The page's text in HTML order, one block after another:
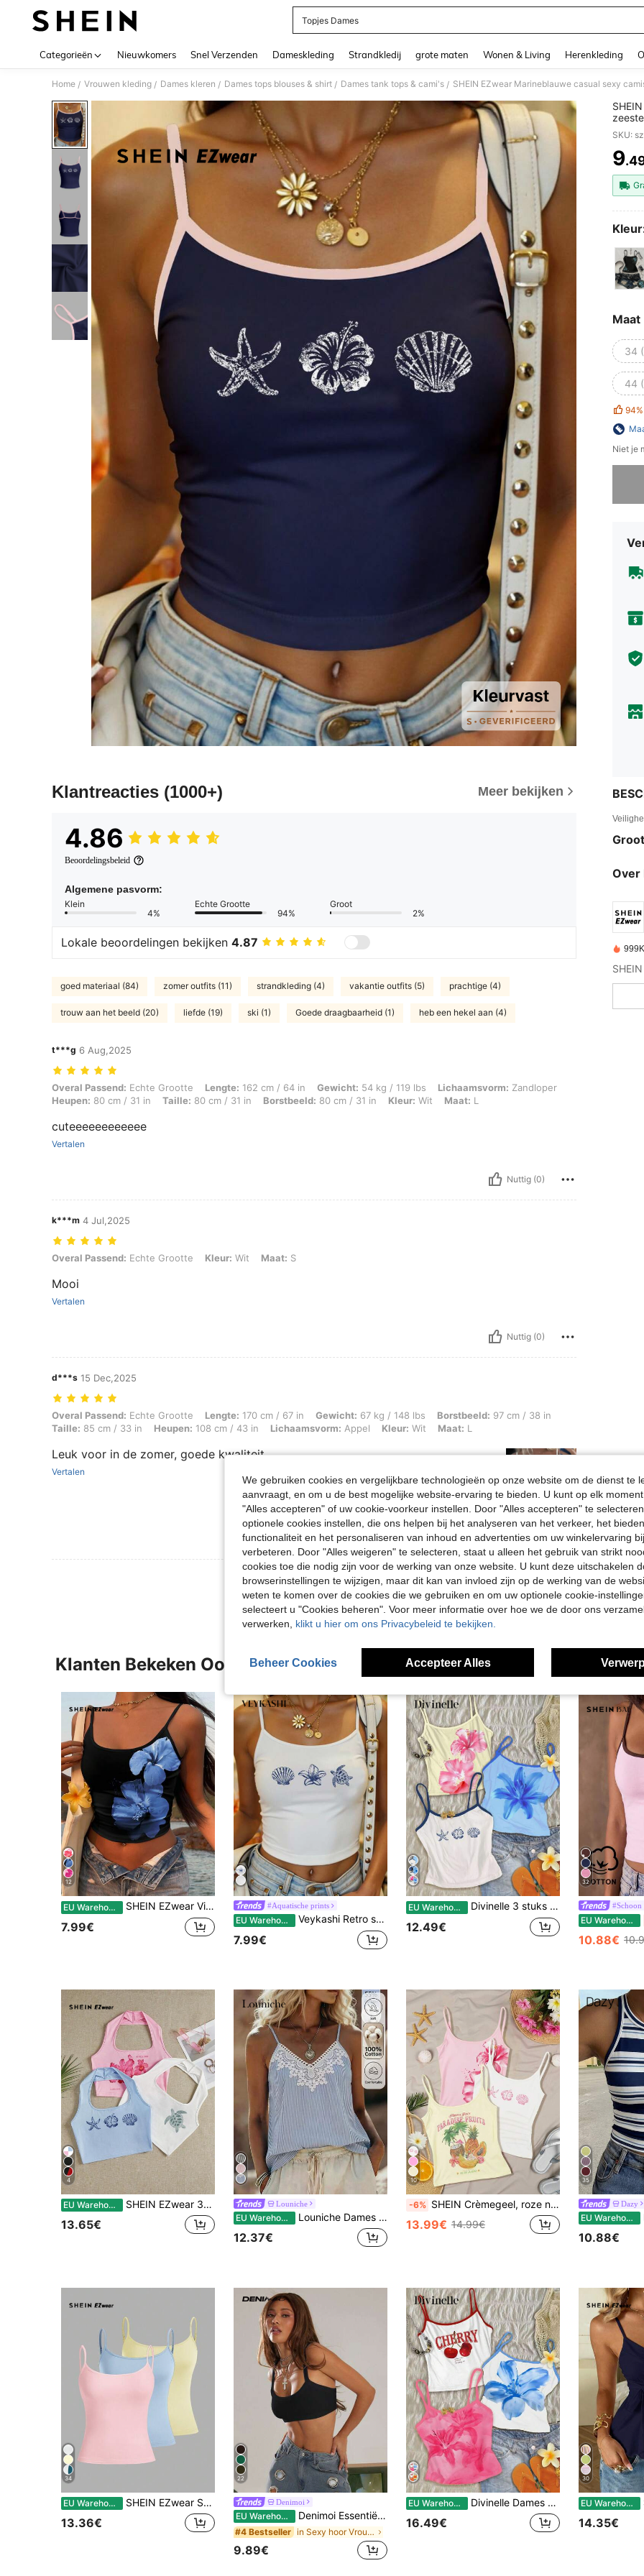
Topjes Dames
Categorieën Nieuwkomers Snel Verzenden Dameskleding Strandkledij grote maten Wonen & Living Herenkleding
Home / Vrouwen kleding / Dames kleren / Dames tops blouses & shirt / Dames tank tops & cami's /
Klantreacties (1000+) Meer bekijken
4.86
Beoordelingsbeleid
Algemene pasvorm:
Klein
4%
Echte Grootte
94%
Groot
2%
Lokale beoordelingen bekijken 4.87
goed materiaal (84) zomer outfits (11) strandkleding (4) vakantie outfits (5) prachtige (4)
trouw aan het beeld (20) liefde (19) ski (1) Goede draagbaarheid (1) heb een hekel aan (4)
t***g 6 Aug,2025
Overal Passend: Echte Grootte, Lengte: 162 cm / 64 in, Gewicht: 54 kg / 119 lbs, Lichaamsvorm: Zandloper, Heupen: 80 cm / 31 in, Taille: 80 cm / 31
Overal Passend: Echte Grootte Lengte: 162 cm / 64 in Gewicht: 54 kg / 119 lbs Lichaamsvorm: Zandloper
Heupen: 80 cm / 31 in Taille: 80 cm / 31 in Borstbeeld: 80 cm / 31 in Kleur: Wit Maat: L
cuteeeeeeeeeeee
Vertalen
Nuttig (0)
k***m 4 Jul,2025
Overal Passend: Echte Grootte, Kleur: Wit, Maat: S
Overal Passend: Echte Grootte Kleur: Wit Maat: S
Mooi
Vertalen
Nuttig (0)
d***s 15 Dec,2025
Overal Passend: Echte Grootte, Lengte: 170 cm / 67 in, Gewicht: 67 kg / 148 lbs, Borstbeeld: 97 cm / 38 in, Taille: 85 cm / 33 in, Heupen: 108 cm / 43
Overal Passend: Echte Grootte Lengte: 170 cm / 67 in Gewicht: 67 kg / 148 lbs Borstbeeld: 97 cm / 38 in
Taille: 85 cm / 33 in Heupen: 108 cm / 43 in Lichaamsvorm: Appel Kleur: Wit Maat: L
Leuk voor in de zomer, goede kwaliteit
Vertalen
Nuttig (0)
Meer Beoordelingen Bekijken
SKU:
9
Maat
34
44
94%
Niet je
Over
Klanten Bekeken Ook
12
EU Warehouse SHEIN EZwear Vintage stijl vakantie blauwe bloemenprint sexy spaghettibandjes dames tanktop, geschikt voor de zomer
7.99€
#Aquatische prints
EU Warehouse Veykashi Retro schildpad-, schelp- en bloemenpatroon, wit, mouwloos, casual en sexy, geschikt voor vakanties, muziekfestivals, strandvakanties, zomerse witte crop top met grafische schelpen, schattige strandtops, schildpad-grafische top, terug naar school
7.99€
EU Warehouse Divinelle 3 stuks casual vakantie stijl crème geel chill vakantie tropische hibiscus, blauwe hibiscus, blauwe zeester & schelp strandprint vrouwen camisole sexy spaghettibandjes tanktops, geschikt voor zomervakantie
12.49€
32
#Schoon
EU Warehouse
10.88€
4
EU Warehouse SHEIN EZwear 3-delige casual dames camisole set met print van schildpadden, bloemen, blauwe schelpen en zeesterren, perfect voor de zomervakantie.
13.65€
Louniche
EU Warehouse Louniche Dames camisole met kanten rand en strepen voor de zomervakantie
12.37€
10
-6% SHEIN Crèmegeel, roze nauwsluitende camisole top, 3-delige topset, fruitbloemenpatroon strandvakantie top, trending nu, modieuze tops, strandtop, dameskleding
13.99€ 14.99€
35
Dazy
EU Warehouse
10.88€
34
EU Warehouse SHEIN EZwear Set van 3 sexy crop tops en camisoles voor dames, geschikt voor de zomer.
13.36€
22
Denimoi
EU Warehouse Denimoi Essentiële crop top voor elke dag, crop top, tanktop, laagjeskleding, mode, streetwear, sexy crop tops
#4 Bestseller in Sexy hoor Vrouwen Tops, Blouses & Tee
9.89€
EU Warehouse Divinelle Dames zomerse casual camisole met bloemenprint
16.49€
30
EU Warehouse
14.35€
We gebruiken cookies en vergelijkbare technologieën op onze website om de dienst te
aanvraagt, en om u de best mogelijke website-ervaring te bieden. U kunt op elk moment
"Alles accepteren" of uw cookie-voorkeur instellen. Door "Alles accepteren" te
optionele cookies instellen, die ons helpen bij het analyseren van het verkeer, het
functionaliteit en het personaliseren van inhoud en advertenties om uw winkelervaring
verbeteren. Door "Alles weigeren" te selecteren, staat u alleen het gebruik van strikt
cookies toe die nodig zijn voor de werking van onze website. U kunt deze uitschakelen
browserinstellingen te wijzigen, maar dit kan van invloed zijn op de werking van de
weten te komen over de cookies die we gebruiken en om uw optionele cookie-
selecteert u "Cookies beheren". Voor meer informatie over hoe we de door ons
verwerken, klikt u hier om ons Privacybeleid te bekijken.
Beheer Cookies Accepteer Alles